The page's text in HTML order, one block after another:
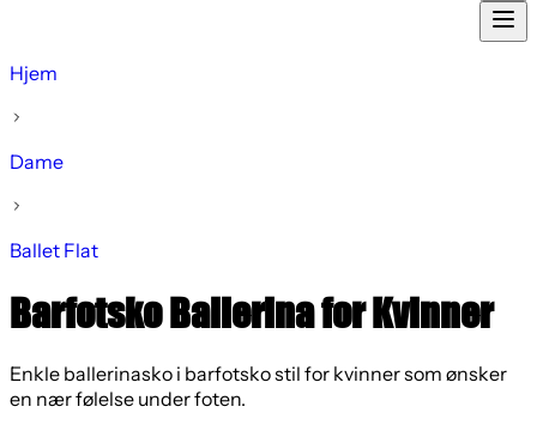
Hjem
Dame
Ballet Flat
Barfotsko Ballerina for Kvinner
Enkle ballerinasko i barfotsko stil for kvinner som ønsker
en nær følelse under foten.